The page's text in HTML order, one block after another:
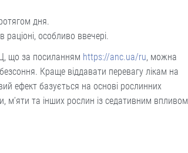
дня.
раціоні, особливо ввечері.
що за посиланням https://anc.ua/ru, можна
Краще віддавати перевагу лікам на
ефект базується на основі рослинних
м’яти та інших рослин із седативним впливом